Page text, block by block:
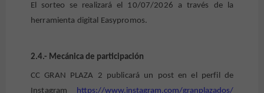
El sorteo se realizará el 10/07/2026 a través de la
herramienta digital Easypromos.
2.4.- Mecánica de participación
CC GRAN PLAZA 2 publicará un post en el perfil de
Instagram
https://www.instagram.com/granplazados/